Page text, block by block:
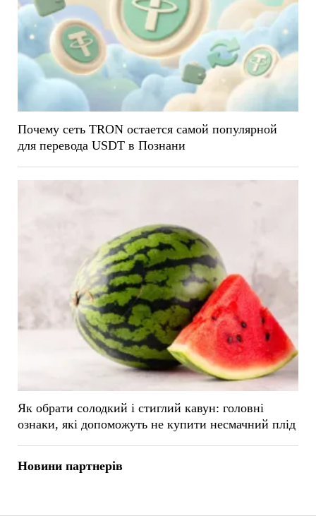
Почему сеть TRON остается самой популярной
для перевода USDT в Познани
Як обрати солодкий і стиглий кавун: головні
ознаки, які допоможуть не купити несмачний плід
Новини партнерів